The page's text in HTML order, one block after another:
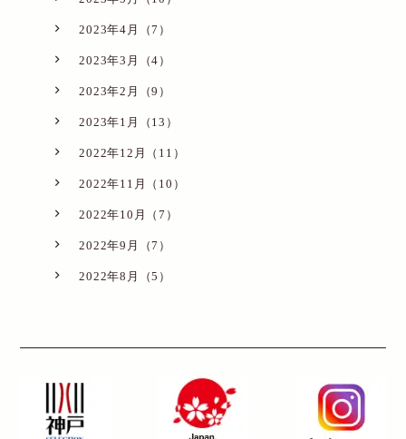
2023年4月（7）
2023年3月（4）
2023年2月（9）
2023年1月（13）
2022年12月（11）
2022年11月（10）
2022年10月（7）
2022年9月（7）
2022年8月（5）